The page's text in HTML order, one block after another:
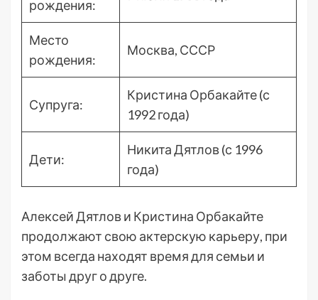
рождения:
Место
рождения:
Москва, СССР
Супруга:
Кристина Орбакайте (с
1992 года)
Дети:
Никита Дятлов (с 1996
года)
Алексей Дятлов и Кристина Орбакайте
продолжают свою актерскую карьеру, при
этом всегда находят время для семьи и
заботы друг о друге.